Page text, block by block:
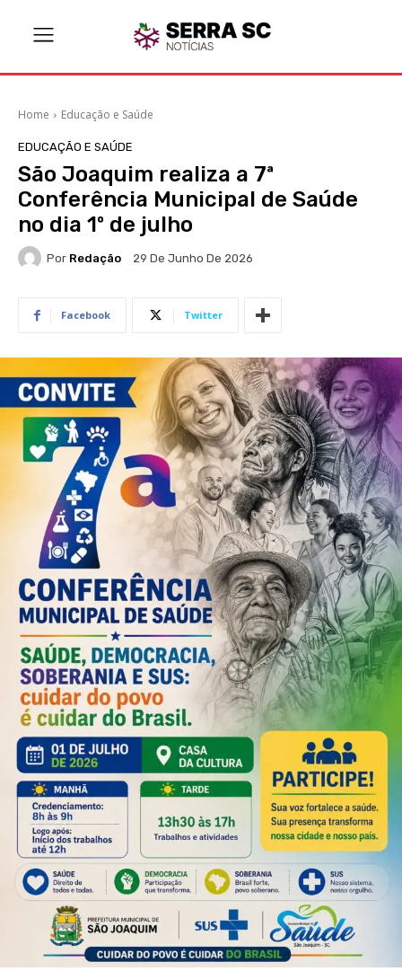
Home Educação e Saúde
EDUCAÇÃO E SAÚDE
São Joaquim realiza a 7ª
Conferência Municipal de Saúde
no dia 1º de julho
Por Redação 29 De Junho De 2026
Facebook Twitter